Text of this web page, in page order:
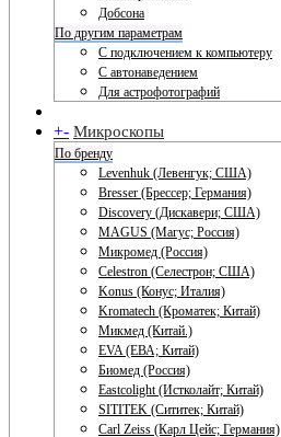
Добсона
По другим параметрам
С подключением к компьютеру
С автонаведением
Для астрофотографий
+- Микроскопы
По бренду
Levenhuk (Левенгук; США)
Bresser (Брессер; Германия)
Discovery (Дискавери; США)
MAGUS (Магус; Россия)
Микромед (Россия)
Celestron (Селестрон; США)
Konus (Конус; Италия)
Kromatech (Кроматек; Китай)
Микмед (Китай.)
EVA (ЕВА; Китай)
Биомед (Россия)
Eastcolight (Истколайт; Китай)
SITITEK (Сититек; Китай)
Carl Zeiss (Карл Цейс; Германия)